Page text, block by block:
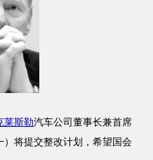
莱斯勒汽车公司董事长兼首席
将提交整改计划，希望国会